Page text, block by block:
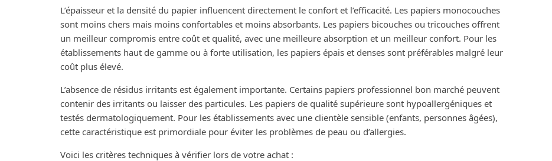
L’épaisseur et la densité du papier influencent directement le confort et l’efficacité. Les papiers monocouches
sont moins chers mais moins confortables et moins absorbants. Les papiers bicouches ou tricouches offrent
un meilleur compromis entre coût et qualité, avec une meilleure absorption et un meilleur confort. Pour les
établissements haut de gamme ou à forte utilisation, les papiers épais et denses sont préférables malgré leur
coût plus élevé.
L’absence de résidus irritants est également importante. Certains papiers professionnel bon marché peuvent
contenir des irritants ou laisser des particules. Les papiers de qualité supérieure sont hypoallergéniques et
testés dermatologiquement. Pour les établissements avec une clientèle sensible (enfants, personnes âgées),
cette caractéristique est primordiale pour éviter les problèmes de peau ou d’allergies.
Voici les critères techniques à vérifier lors de votre achat :